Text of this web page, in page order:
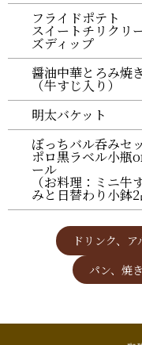
フライドポテト
スイートチリクリ
ズディップ
醤油中華とろみ焼
（牛すじ入り）
明太バケット
ぼっちバル呑みセ
ポロ黒ラベル小瓶
ール
（お料理：ミニ牛
みと日替わり小鉢2
ドリンク、
パン、焼